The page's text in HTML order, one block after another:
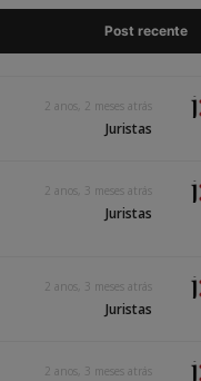
Post recente
2 anos, 2 meses atrás
Juristas
2 anos, 3 meses atrás
Juristas
2 anos, 3 meses atrás
Juristas
2 anos, 3 meses atrás